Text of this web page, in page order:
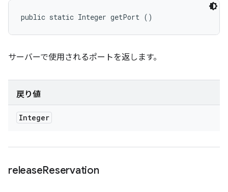
public static Integer getPort ()
サーバーで使用されるポートを返します。
戻り値
Integer
releaseReservation